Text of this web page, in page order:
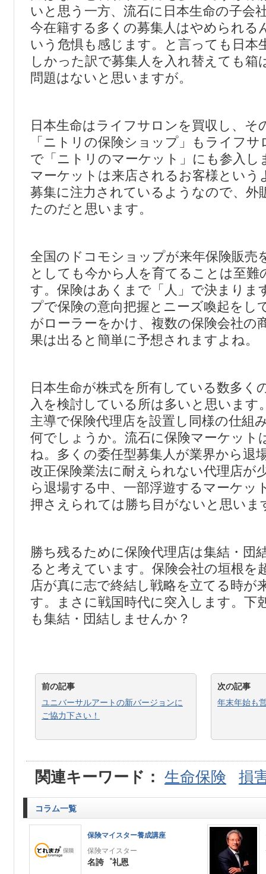
いと思う一方、流石に日本生命の子会
今在籍する多くの募集人はやめられる
いう危惧も感じます。と言っても日本
しかった訳で募集人を入れ替えても箱
問題はないと思いますが。
日本生命はライフサロンを買収し、そ
「ニトリの保険ショップ」もライフ
で「ニトリのマーケット」にも参入し
マーケットは来店されるお客様という
募集に注力されているようなので、外
たのだと思います。
全国のドコモショップが来年保険販売
としても今から人を育てることは至難
す。保険はあくまで「人」で決まりま
プで保険の意向把握とニーズ喚起をし
がローラーをかけ、複数の保険会社の
果は出ると簡単に予想されますよね。
日本生命が株式を所有している数多く
入を検討している所は多いと思います
主導で保険代理店を設置し同様の仕組
何でしょうか。流石に保険マーケット
ね。多くの委任型募集人が業界から退
改正保険業法に耐えられない代理店が
ら退場する中、一部浮遊するマーケッ
押さえられては勝ち目がないと思いま
勝ち残るために保険代理店は集結・団
ると考えています。保険会社の垣根を
店が真に志で終結し戦略を立てる時が
す。まさに戦国時代に突入します。下
も集結・団結しませんか？
前の記事
ユニバーサルアートの新バージョンに
ご協力下さい！
次の記事
年末年始も
関連キーワード： 生命保険 損
コラム一覧
保険マイスター養成講座
保険マイスター
名誇゜礼恩